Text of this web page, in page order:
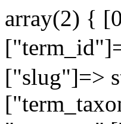
array(2) {
["slug"]=>